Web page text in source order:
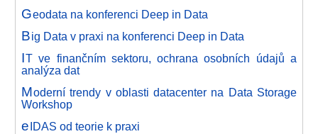
Geodata na konferenci Deep in Data
Big Data v praxi na konferenci Deep in Data
IT ve finančním sektoru, ochrana osobních údajů a
analýza dat
Moderní trendy v oblasti datacenter na Data Storage
Workshop
eIDAS od teorie k praxi